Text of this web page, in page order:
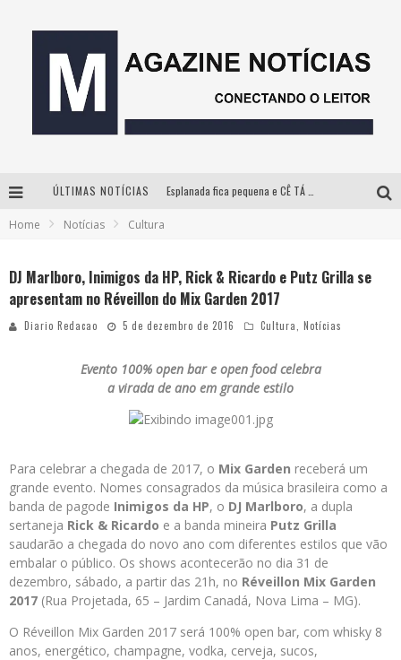
ÚLTIMAS NOTÍCIAS
Home Notícias Cultura
DJ Marlboro, Inimigos da HP, Rick & Ricardo e Putz Grilla se
apresentam no Réveillon do Mix Garden 2017
Diario Redacao 5 de dezembro de 2016 Cultura Notícias
Evento 100% open bar e open food celebra
a virada de ano em grande estilo
Para celebrar a chegada de 2017, o Mix Garden receberá um
grande evento. Nomes consagrados da música brasileira como a
banda de pagode Inimigos da HP, o DJ Marlboro, a dupla
sertaneja Rick & Ricardo e a banda mineira Putz Grilla
saudarão a chegada do novo ano com diferentes estilos que vão
embalar o público. Os shows acontecerão no dia 31 de
dezembro, sábado, a partir das 21h, no Réveillon Mix Garden
2017 (Rua Projetada, 65 – Jardim Canadá, Nova Lima – MG).
O Réveillon Mix Garden 2017 será 100% open bar, com whisky 8
anos, energético, champagne, vodka, cerveja, sucos,